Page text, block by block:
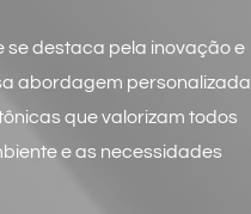
se destaca pela inovação e
abordagem personalizada
que valorizam todos
e as necessidades